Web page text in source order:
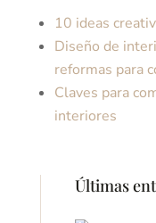
10 ideas
Diseño de
reformas para
Claves para
interiores
Últimas